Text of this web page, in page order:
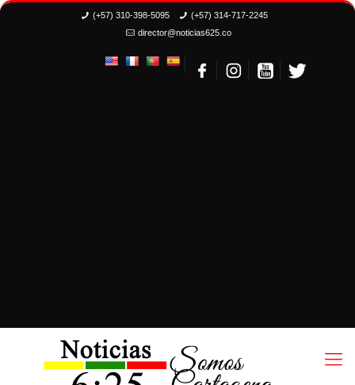
(+57) 310-398-5095
(+57) 314-717-2245
director@noticias625.co